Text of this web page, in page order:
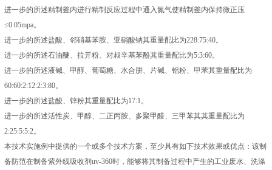
进一步的所述精制釜内进行精制反应过程中通入氮气使精制釜内保持微正压
≤0.05mpa。
进一步的所述盐酸、邻硝基苯胺、亚硝酸钠其重量配比为228:75:40。
进一步的所述石油醚、拉开粉、对叔辛基苯酚其重量配比为5:3:60。
进一步的所述液碱、甲醇、葡萄糖、水合肼、片碱、铝粉、甲苯其重量配比为
60:60:2:12:2:3:80。
进一步的所述盐酸、锌粉其重量配比为17:1。
进一步的所述活性炭、甲醇、二正丙胺、多聚甲醛、三甲苯其其重量配比为
2:25:5:5:2。
本技术实施例中提供的一个或多个技术方案，至少具有如下技术效果或优点：该制
备防范在制备紫外线吸收剂uv-360时，能够将其制备过程中产生的工业废水、洗涤